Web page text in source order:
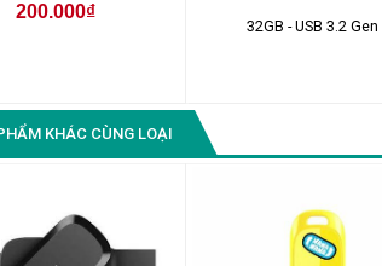
200.000₫
32GB - USB 3.2 Gen
KHÁC CÙNG LOẠI